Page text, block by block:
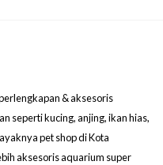
& aksesoris
seperti kucing, anjing, ikan hias,
pet shop di Kota
aksesoris aquarium super